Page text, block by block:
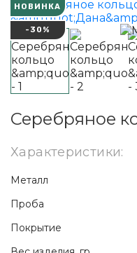
Серебряное
НОВИНКА
-30%
Характеристики:
Металл
Проба
Покрытие